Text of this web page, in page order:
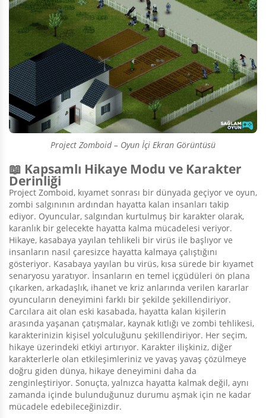
Project Zomboid – Oyun İçi Ekran Görüntüsü
📖 Kapsamlı Hikaye Modu ve Karakter
Derinliği
Project Zomboid, kıyamet sonrası bir dünyada geçiyor ve oyun,
zombi salgınının ardından hayatta kalan insanları takip
ediyor. Oyuncular, salgından kurtulmuş bir karakter olarak,
karanlık bir gelecekte hayatta kalma mücadelesi veriyor.
Hikaye, kasabaya yayılan tehlikeli bir virüs ile başlıyor ve
insanların nasıl çaresizce hayatta kalmaya çalıştığını
gösteriyor. Kasabaya yayılan bu virüs, kısa sürede bir kıyamet
senaryosu yaratıyor. İnsanların en temel içgüdüleri ön plana
çıkarken, arkadaşlık, ihanet ve kriz anlarında verilen kararlar
oyuncuların deneyimini farklı bir şekilde şekillendiriyor.
Carcılara ait olan eski kasabada, hayatta kalan kişilerin
arasında yaşanan çatışmalar, kaynak kıtlığı ve zombi tehlikesi,
karakterinizin kişisel yolculuğunu şekillendiriyor. Her seçim,
hikaye üzerindeki etkiyi artırıyor. Karakter ilişkiniz, diğer
karakterlerle olan etkileşimleriniz ve yavaş yavaş çözülmeye
doğru giden dünya, hikaye deneyimini daha da
zenginleştiriyor. Sonuçta, yalnızca hayatta kalmak değil, aynı
zamanda içinde bulunduğunuz durumu aşmak için ne kadar
mücadele edebileceğinizdir.